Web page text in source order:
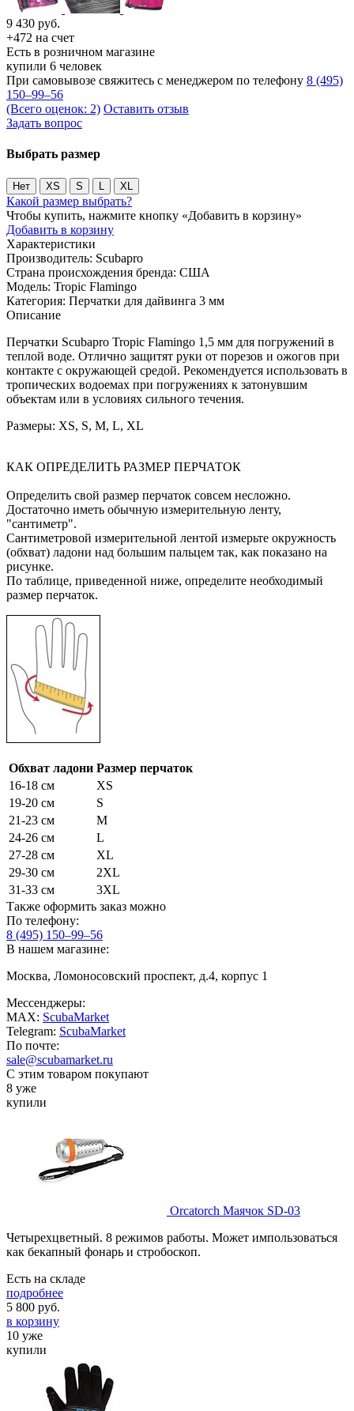
9 430 руб.
+472 на счет
Есть в розничном магазине
купили 6 человек
При самовывозе свяжитесь с менеджером по телефону 8 (495)
150–99–56
(Всего оценок: 2) Оставить отзыв
Задать вопрос
Выбрать размер
Нет XS S L XL
Какой размер выбрать?
Чтобы купить, нажмите кнопку «Добавить в корзину»
Добавить в корзину
Характеристики
Производитель: Scubapro
Страна происхождения бренда: США
Модель: Tropic Flamingo
Категория: Перчатки для дайвинга 3 мм
Описание
Перчатки Scubapro Tropic Flamingo 1,5 мм для погружений в
теплой воде. Отлично защитят руки от порезов и ожогов при
контакте с окружающей средой. Рекомендуется использовать в
тропических водоемах при погружениях к затонувшим
объектам или в условиях сильного течения.
Размеры: XS, S, M, L, XL
КАК ОПРЕДЕЛИТЬ РАЗМЕР ПЕРЧАТОК
Определить свой размер перчаток совсем несложно.
Достаточно иметь обычную измерительную ленту,
"сантиметр".
Сантиметровой измерительной лентой измерьте окружность
(обхват) ладони над большим пальцем так, как показано на
рисунке.
По таблице, приведенной ниже, определите необходимый
размер перчаток.
Обхват ладони Размер перчаток
16-18 см
XS
19-20 см
S
21-23 см
M
24-26 см
L
27-28 см
XL
29-30 см
2XL
31-33 см
3XL
Также оформить заказ можно
По телефону:
8 (495) 150–99–56
В нашем магазине:
Москва, Ломоносовский проспект, д.4, корпус 1
Мессенджеры:
MAX: ScubaMarket
Telegram: ScubaMarket
По почте:
sale@scubamarket.ru
С этим товаром покупают
8 уже
купили
Orcatorch Маячок SD-03
Четырехцветный. 8 режимов работы. Может импользоваться
как бекапный фонарь и стробоскоп.
Есть на складе
подробнее
5 800 руб.
в корзину
10 уже
купили